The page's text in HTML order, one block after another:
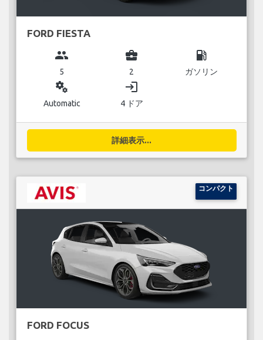
FORD FIESTA
group
5
business_center
2
local_gas_station
ガソリン
miscellaneous_services
Automatic
login
4 ドア
詳細表示...
コンパクト
FORD FOCUS